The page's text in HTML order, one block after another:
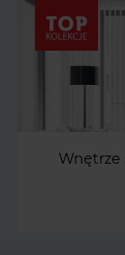
Wnętrze